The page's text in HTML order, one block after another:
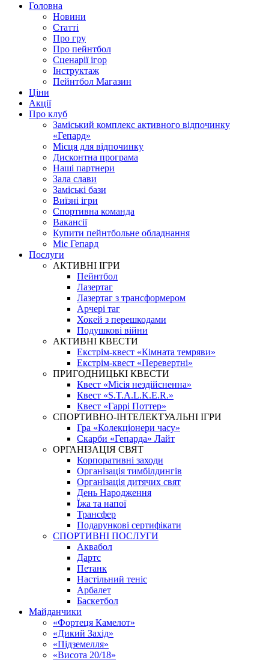
Головна
Новини
Статті
Про гру
Про пейнтбол
Сценарії ігор
Інструктаж
Пейнтбол Магазин
Ціни
Акції
Про клуб
Заміський комплекс активного відпочинку
«Гепард»
Місця для відпочинку
Дисконтна програма
Наші партнери
Зала слави
Заміські бази
Виїзні ігри
Спортивна команда
Вакансії
Купити пейнтбольне обладнання
Міс Гепард
Послуги
АКТИВНІ ІГРИ
Пейнтбол
Лазертаг
Лазертаг з трансформером
Арчері таг
Хокей з перешкодами
Подушкові війни
АКТИВНІ КВЕСТИ
Екстрім-квест «Кімната темряви»
Екстрім-квест «Перевертні»
ПРИГОДНИЦЬКІ КВЕСТИ
Квест «Місія нездійсненна»
Квест «S.T.A.L.K.E.R.»
Квест «Гаррі Поттер»
СПОРТИВНО-ІНТЕЛЕКТУАЛЬНІ ІГРИ
Гра «Колекціонери часу»
Скарби «Гепарда» Лайт
ОРГАНІЗАЦІЯ СВЯТ
Корпоративні заходи
Організація тимбілдингів
Організація дитячих свят
День Народження
Їжа та напої
Трансфер
Подарункові сертифікати
СПОРТИВНІ ПОСЛУГИ
Аквабол
Дартс
Петанк
Настільний теніс
Арбалет
Баскетбол
Майданчики
«Фортеця Камелот»
«Дикий Захід»
«Підземелля»
«Висота 20/18»